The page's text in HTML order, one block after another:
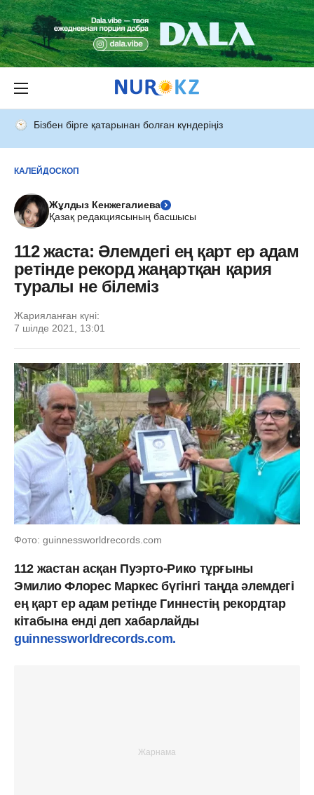
Бізбен бірге қатарынан болған күндеріңіз
КАЛЕЙДОСКОП
Жұлдыз Кенжегалиева
Қазақ редакциясының басшысы
112 жаста: Әлемдегі ең қарт ер адам
ретінде рекорд жаңартқан қария
туралы не білеміз
Жарияланған күні:
7 шілде 2021, 13:01
Фото: guinnessworldrecords.com
112 жастан асқан Пуэрто-Рико тұрғыны
Эмилио Флорес Маркес бүгінгі таңда әлемдегі
ең қарт ер адам ретінде Гиннестің рекордтар
кітабына енді деп хабарлайды
guinnessworldrecords.com.